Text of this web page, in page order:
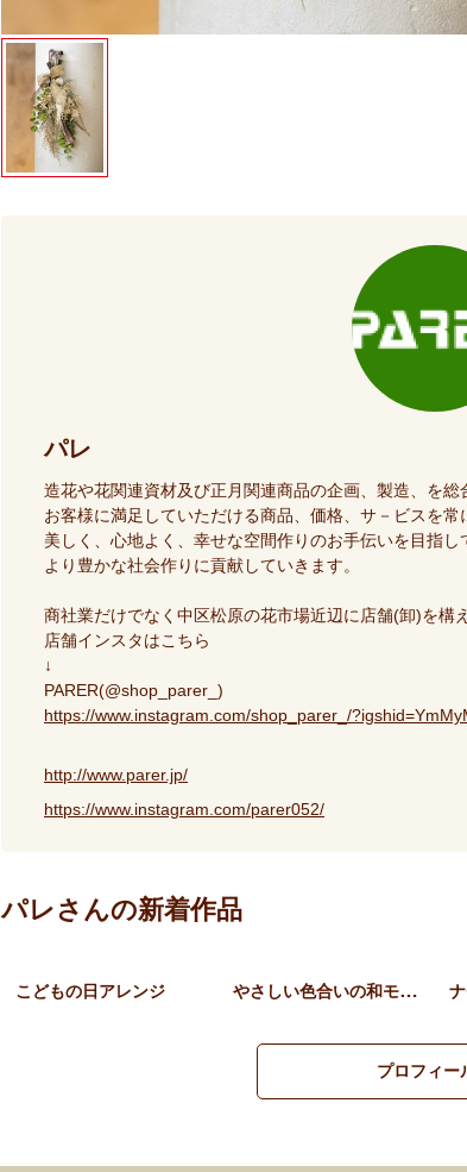
パレ
造花や花関連資材及び正月関連商品の企画、製造、を総
お客様に満足していただける商品、価格、サ－ビスを常
美しく、心地よく、幸せな空間作りのお手伝いを目指し
より豊かな社会作りに貢献していきます。
商社業だけでなく中区松原の花市場近辺に店舗(卸)を構
店舗インスタはこちら
↓
PARER(@shop_parer_)
https://www.instagram.com/shop_parer_/
http://www.parer.jp/
https://www.instagram.com/parer052/
パレさんの新着作品
こどもの日アレンジ やさしい色合いの和モダンア…
プロフィー